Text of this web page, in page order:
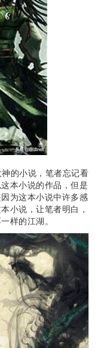
神的小说，笔者忘记看
本小说的作品，但是
为这本小说中许多感
小说，让笔者明白，
样的江湖。